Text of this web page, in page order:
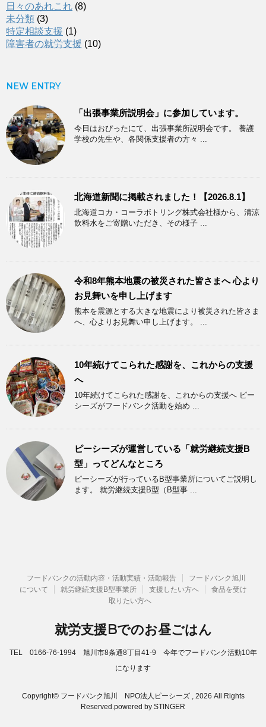
日々のあれこれ (8)
未分類 (3)
特定相談支援 (1)
障害者の就労支援 (10)
NEW ENTRY
「出張事業所説明会」に参加しています。
今日はおぴったにて、出張事業所説明会です。 養護
学校の先生や、各関係支援者の方々 ...
北海道新聞に掲載されました！【2026.8.1】
北海道コカ・コーラボトリング株式会社様から、清涼
飲料水をご寄贈いただき、その様子 ...
令和8年熊本地震の被災された皆さまへ 心より
お見舞いを申し上げます
熊本を震源とする大きな地震により被災された皆さま
へ、心よりお見舞い申し上げます。 ...
10年続けてこられた感謝を、これからの支援
へ
10年続けてこられた感謝を、これからの支援へ ピー
シーズがフードバンク活動を始め ...
ピーシーズが運営している「就労継続支援B
型」ってどんなところ
ピーシーズが行っているB型事業所についてご説明し
ます。 就労継続支援B型（B型事 ...
フードバンクの活動内容・活動実績・活動報告
フードバンク旭川
について
就労継続支援B型事業所 支援したい方へ
食品を受け
取りたい方へ
就労支援Bでのお昼ごはん
TEL 0166-76-1994 旭川市8条通8丁目41-9 今年でフードバンク活動10年
になります
Copyright© フードバンク旭川 NPO法人ピーシーズ , 2026 All Rights
Reserved.powered by STINGER